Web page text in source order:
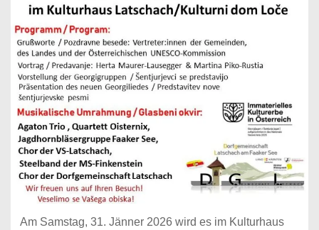
Am Samstag, 31. Jänner 2026 wird es im Kulturhaus